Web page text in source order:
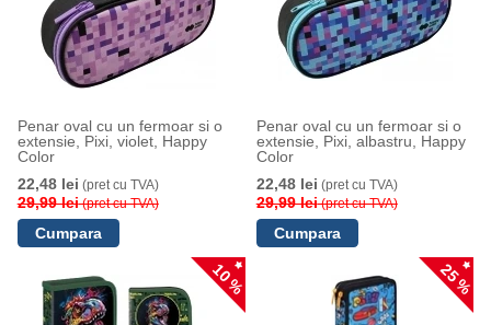
Penar oval cu un fermoar si o
extensie, Pixi, violet, Happy
Color
22,48 lei (pret cu TVA)
29,99 lei(pret cu TVA)
Penar oval cu un fermoar si o
extensie, Pixi, albastru, Happy
Color
22,48 lei (pret cu TVA)
29,99 lei(pret cu TVA)
10 % 25 %